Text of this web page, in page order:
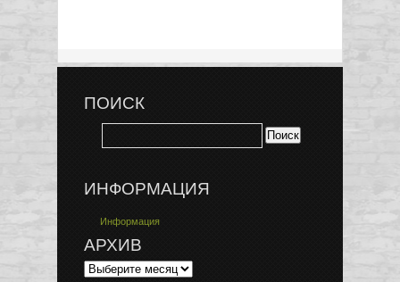
ПОИСК
ИНФОРМАЦИЯ
Информация
АРХИВ